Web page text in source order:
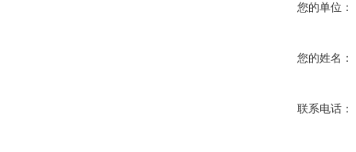
您的单位：
您的姓名：
联系电话：